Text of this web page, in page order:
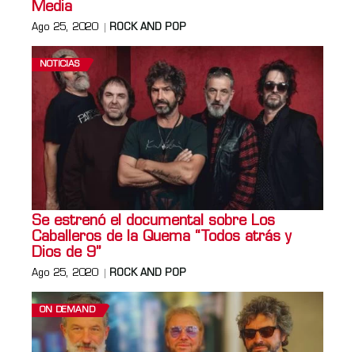
Media
Ago 25, 2020 ROCK AND POP
NOTICIAS
Se estrenó el documental sobre Los
Caballeros de la Quema “Todos atrás y
Dios de 9”
Ago 25, 2020 ROCK AND POP
ON DEMAND